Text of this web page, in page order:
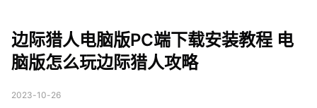
边际猎人电脑版PC端下载安装教程 电
脑版怎么玩边际猎人攻略
2023-10-26